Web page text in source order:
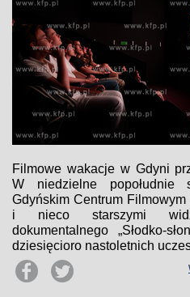
Filmowe wakacje w Gdyni
W niedzielne
Gdyńskim Centrum Filmowym
i nieco starszymi
dokumentalnego „Słodko-
dziesięcioro nastoletnich